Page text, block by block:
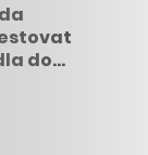
do